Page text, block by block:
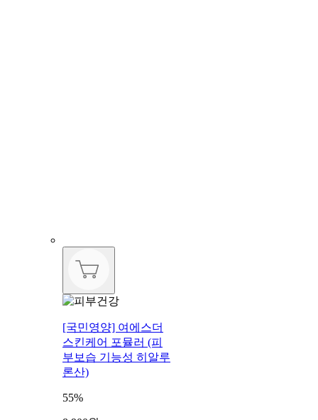
[국민영양] 여에스더
스킨케어 포뮬러 (피
부보습 기능성 히알루
론산)
55%